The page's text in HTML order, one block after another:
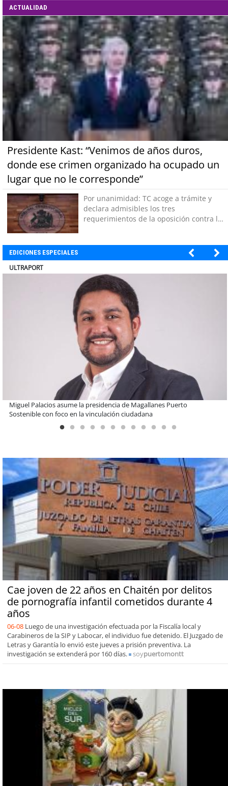
ACTUALIDAD
Presidente Kast: “Venimos de años duros,
donde ese crimen organizado ha ocupado un
lugar que no le corresponde”
Por unanimidad: TC acoge a trámite y
declara admisibles los tres
requerimientos de la oposición contra la
EDICIONES ESPECIALES
BANCO DE CHILE
Educación y colaboración público-privada se toman La Araucanía:
encuentro reunió a líderes para abordar las brechas y oportunidades
Cae joven de 22 años en Chaitén por delitos
de pornografía infantil cometidos durante 4
años
06-08 Luego de una investigación efectuada por la Fiscalía local y
Carabineros de la SIP y Labocar, el individuo fue detenido. El Juzgado de
Letras y Garantía lo envió este jueves a prisión preventiva. La
investigación se extenderá por 160 días.
soypuertomontt